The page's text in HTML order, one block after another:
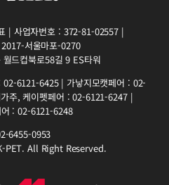
| 사업자번호 : 372-81-02557 |
서울마포-0270
드컵북로58길 9 ES타워
02-6121-6425 | 가낳지모캣페어 : 02-
주, 케이펫페어 : 02-6121-6247 |
: 02-6121-6248
6455-0953
PET. All Right Reserved.